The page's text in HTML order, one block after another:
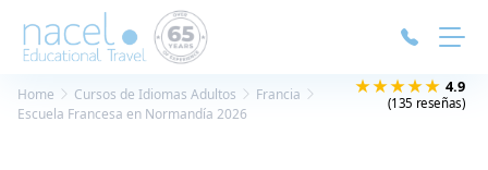
★★★★★ 4.9
(135 reseñas)
Home Cursos de Idiomas Adultos
Francia
Escuela Francesa en Normandía 2026
Panel de gestión de cookies